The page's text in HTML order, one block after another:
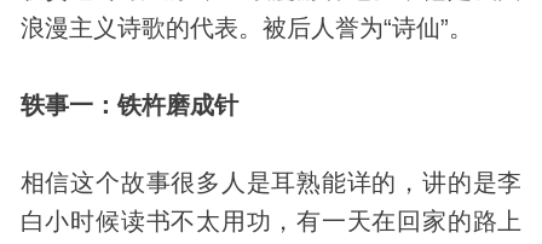
浪漫主义诗歌的代表。被后人誉为“诗仙”。
轶事一：铁杵磨成针
相信这个故事很多人是耳熟能详的，讲的是李
白小时候读书不太用功，有一天在回家的路上